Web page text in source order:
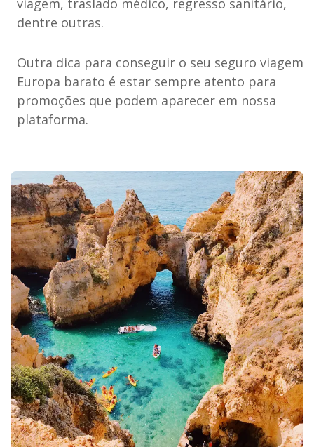
viagem, traslado médico, regresso sanitário,
dentre outras.
Outra dica para conseguir o seu seguro viagem
Europa barato é estar sempre atento para
promoções que podem aparecer em nossa
plataforma.